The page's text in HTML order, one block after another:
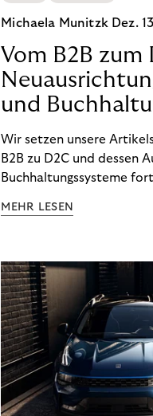
Michaela Munitzk Dez.
Vom B2B zum
und
Wir setzen unsere
B2B zu D2C und dessen
Buchhaltungssysteme
im D2C-Bereich.
MEHR LESEN